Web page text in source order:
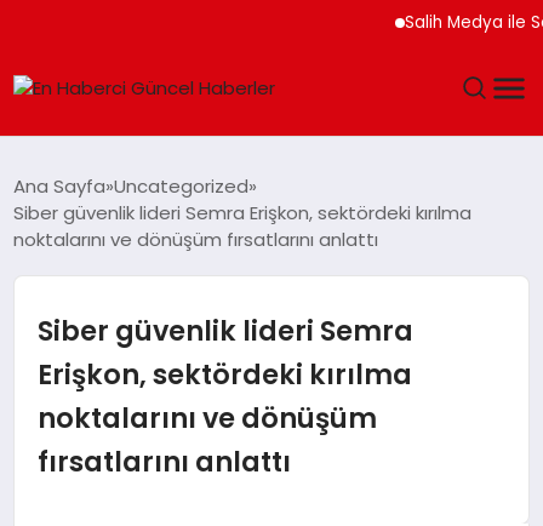
Salih Medya ile
SPOR
TEKNOLOJI
MAGAZIN
Ana Sayfa Uncategorized
Siber güvenlik lideri Semra Erişkon, sektördeki kırılma
noktalarını ve dönüşüm fırsatlarını anlattı
Siber güvenlik lideri Semra
Erişkon, sektördeki kırılma
noktalarını ve dönüşüm
fırsatlarını anlattı